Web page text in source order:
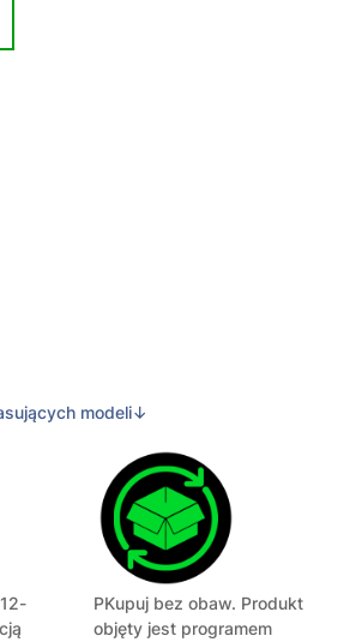
modeli↓
PKupuj bez obaw. Produkt
objęty jest programem